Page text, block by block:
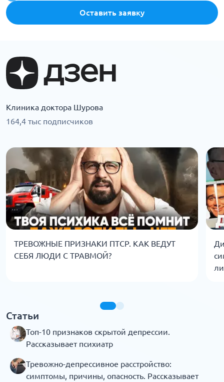
Оставить заявку
Клиника доктора Шурова
164,4 тыс подписчиков
ТРЕВОЖНЫЕ ПРИЗНАКИ ПТСР. КАК ВЕДУТ
СЕБЯ ЛЮДИ С ТРАВМОЙ?
Статьи
Топ-10 признаков скрытой депрессии.
Рассказывает психиатр
Тревожно-депрессивное расстройство:
симптомы, причины, опасность. Рассказывает